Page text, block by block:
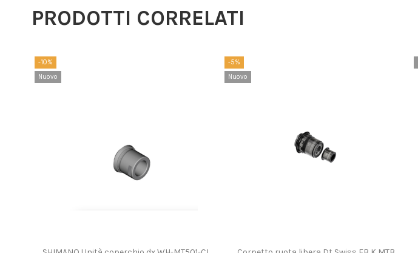
PRODOTTI CORRELATI
-10%
Nuovo
-5%
Nuovo